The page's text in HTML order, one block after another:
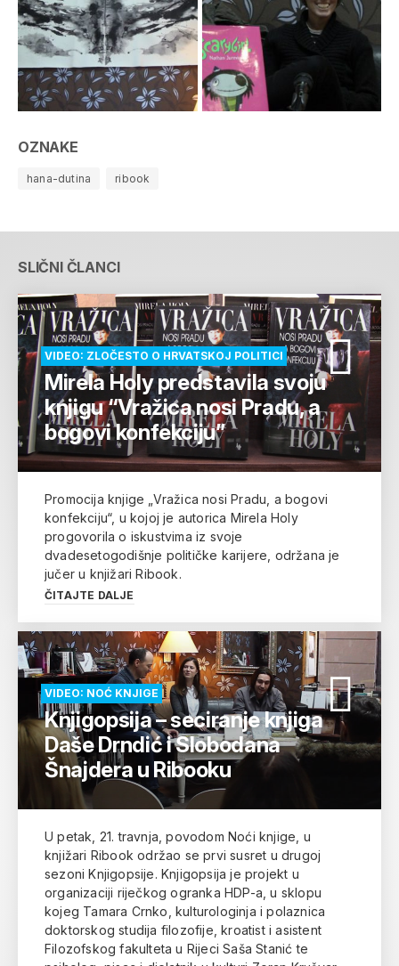
OZNAKE
hana-dutina ribook
SLIČNI ČLANCI
VIDEO: ZLOČESTO O HRVATSKOJ POLITICI
Mirela Holy predstavila svoju
knjigu “Vražica nosi Pradu, a
bogovi konfekciju”
Promocija knjige „Vražica nosi Pradu, a bogovi
konfekciju“, u kojoj je autorica Mirela Holy
progovorila o iskustvima iz svoje
dvadesetogodišnje političke karijere, održana je
jučer u knjižari Ribook.
ČITAJTE DALJE
VIDEO: NOĆ KNJIGE
Knjigopsija – seciranje knjiga
Daše Drndić i Slobodana
Šnajdera u Ribooku
U petak, 21. travnja, povodom Noći knjige, u
knjižari Ribook održao se prvi susret u drugoj
sezoni Knjigopsije. Knjigopsija je projekt u
organizaciji riječkog ogranka HDP-a, u sklopu
kojeg Tamara Crnko, kulturologinja i polaznica
doktorskog studija filozofije, kroatist i asistent
Filozofskog fakulteta u Rijeci Saša Stanić te